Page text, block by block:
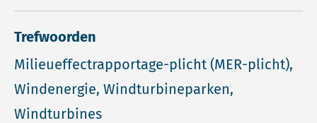
Trefwoorden
Milieueffectrapportage-plicht (MER-plicht),
Windenergie, Windturbineparken,
Windturbines